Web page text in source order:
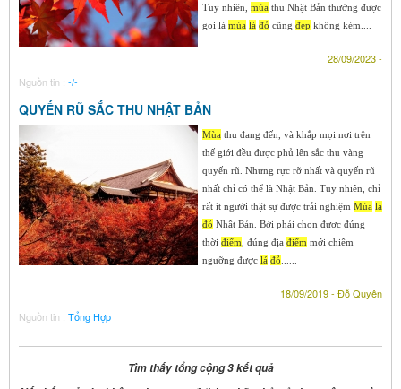
Tuy nhiên, mùa thu Nhật Bản thường được
gọi là mùa lá đỏ cũng đẹp không kém....
28/09/2023 -
Nguồn tin : -/-
QUYẾN RŨ SẮC THU NHẬT BẢN
Mùa thu đang đến, và khắp mọi nơi trên
thế giới đều được phủ lên sắc thu vàng
quyến rũ. Nhưng rực rỡ nhất và quyến rũ
nhất chỉ có thể là Nhật Bản. Tuy nhiên, chỉ
rất ít người thật sự được trải nghiệm Mùa lá
đỏ Nhật Bản. Bởi phải chọn được đúng
thời điểm , đúng địa điểm mới chiêm
ngưỡng được lá đỏ
18/09/2019 - Đỗ Quyên
Nguồn tin : Tổng Hợp
Tìm thấy tổng cộng 3 kết quả